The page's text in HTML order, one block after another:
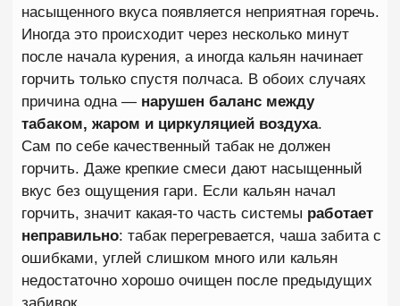
ГОРЧИТ КАЛЬЯН
Перегрев табака
Если попросить опытного кальянщика назвать
одну причину появления горечи, в девяти случаях
из десяти ответ будет одинаковым — перегрев.